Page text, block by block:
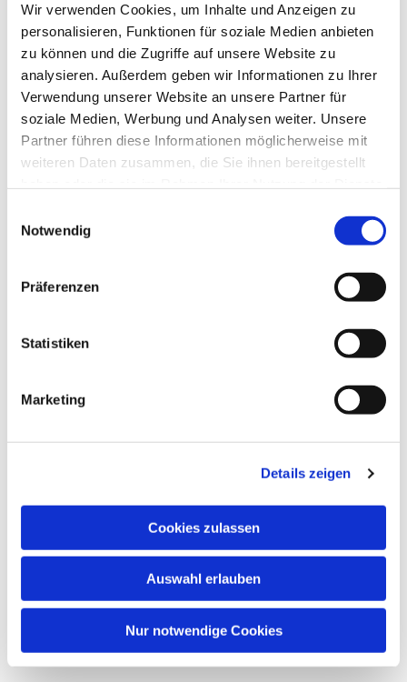
Wir verwenden Cookies, um Inhalte und Anzeigen zu
personalisieren, Funktionen für soziale Medien anbieten
zu können und die Zugriffe auf unsere Website zu
analysieren. Außerdem geben wir Informationen zu Ihrer
Verwendung unserer Website an unsere Partner für
soziale Medien, Werbung und Analysen weiter. Unsere
Partner führen diese Informationen möglicherweise mit
weiteren Daten zusammen, die Sie ihnen bereitgestellt
Notwendig
Präferenzen
Statistiken
Marketing
Details zeigen
Cookies zulassen
Auswahl erlauben
Nur notwendige Cookies
In der Offenen Kirche gesammelte Worte werden im
Raum der Stille verlesen und so vor Gott gebracht